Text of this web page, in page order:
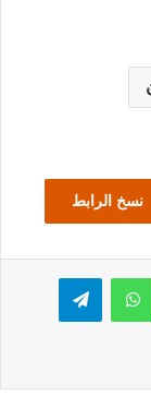
نسخ الرابط
واتسابتيلقرام